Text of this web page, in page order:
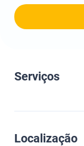
Serviços
Localização